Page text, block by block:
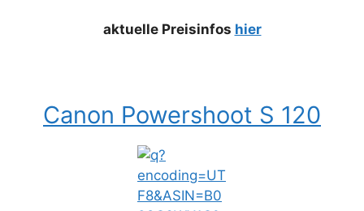
aktuelle Preisinfos hier
Canon Powershoot S 120